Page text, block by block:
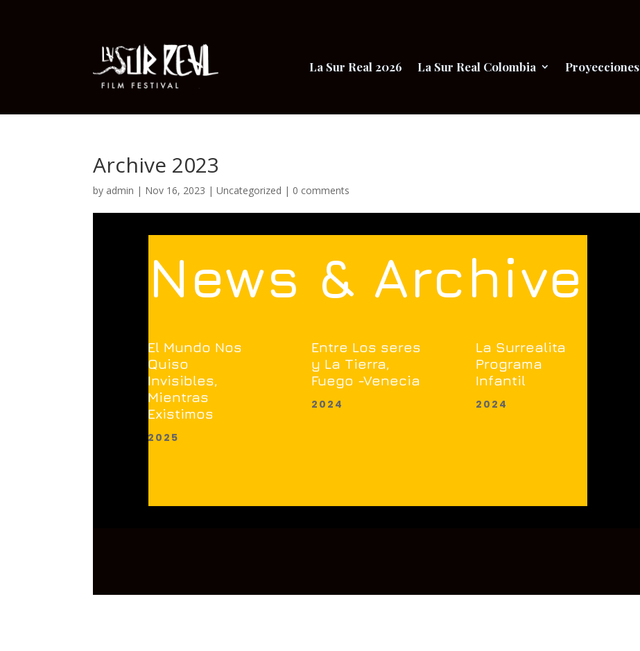
La Sur Real 2026 La Sur Real Colombia Proyecciones
Archive 2023
by admin | Nov 16, 2023 |Uncategorized | 0 comments
News & Archive
El Mundo Nos
Quiso
Invisibles,
Mientras
Existimos
2025
Entre Los seres
y La Tierra,
Fuego -Venecia
2024
La Surrealita
Programa
Infantil
2024